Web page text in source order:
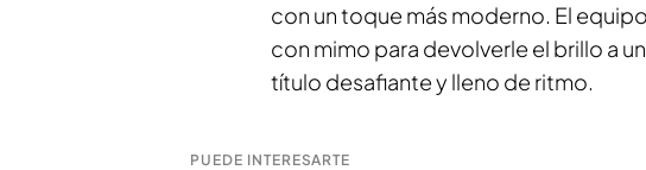
con un toque más moderno. El
con mimo para devolverle el brillo a
título desafiante y lleno de ritmo.
PUEDE INTERESARTE